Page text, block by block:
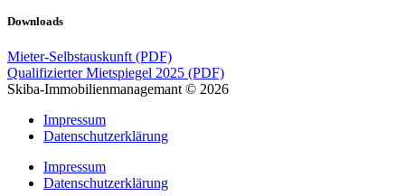
Downloads
Mieter-Selbstauskunft (PDF)
Qualifizierter Mietspiegel 2025 (PDF)
Skiba-Immobilienmanagemant © 2026
Impressum
Datenschutzerklärung
Impressum
Datenschutzerklärung